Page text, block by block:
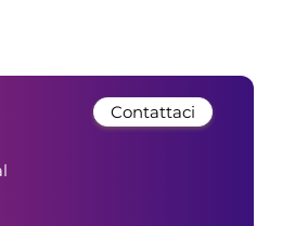
Contattaci